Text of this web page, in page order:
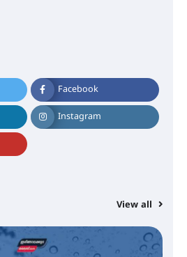
Facebook
Instagram
View all
യൂണിവേഴ്‌സിറ്റിയിൽ നിന്ന്
സാഹിത്യത്തിൽ
നേടിയ എൻ. ആര്യ
സ്‌ക്രീൻ ചെയ്യുന്നു